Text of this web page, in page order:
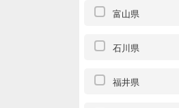
富山県
石川県
福井県